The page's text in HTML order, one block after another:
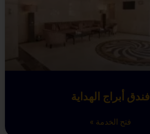
فندق أبراج الهداية
فتح الخدمة »